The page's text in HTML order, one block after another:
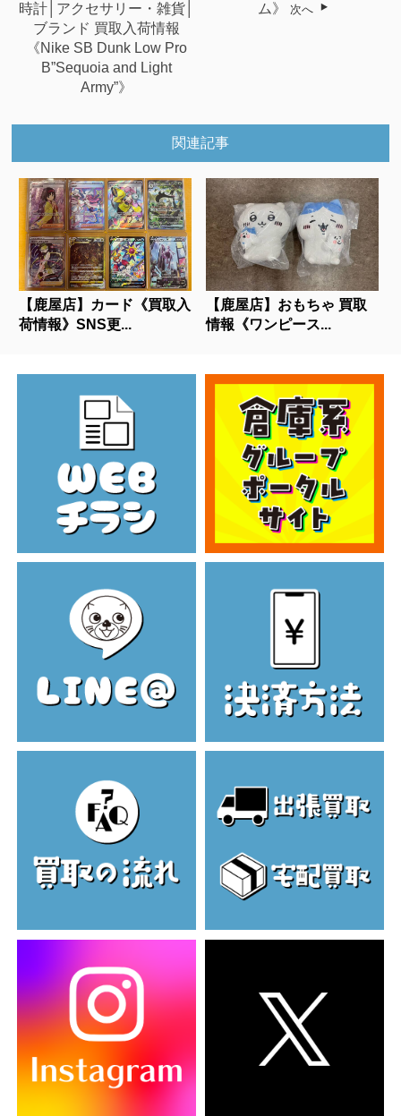
時計│アクセサリー・雑貨│
ブランド 買取入荷情報
《Nike SB Dunk Low Pro
B”Sequoia and Light
Army”》
ム》
次へ
関連記事
【鹿屋店】カード《買取入
荷情報》SNS更...
【鹿屋店】おもちゃ 買取
情報《ワンピース...